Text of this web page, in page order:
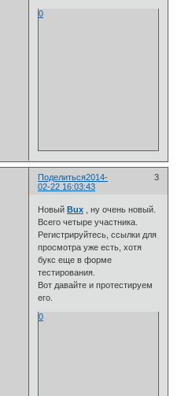
0
Поделиться 3
2014-
02-22 16:03:43
НовыйBux , ну очень новый.
Всего четыре участника.
Регистрируйтесь, ссылки для
просмотра уже есть, хотя
букс еще в форме
тестирования.
Вот давайте и протестируем
его.
0